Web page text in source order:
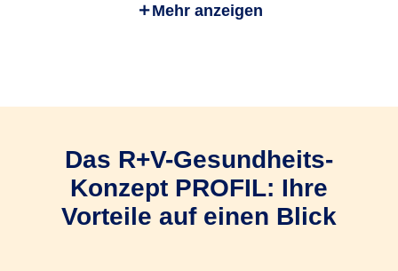
Versicherungsschutz und zahlen die
Beiträge.
Ein Gruppenversicherungsvertrag mit
Mehr anzeigen
Das R+V-Gesund­heits­
Konzept PROFIL: Ihre
Vorteile auf einen Blick